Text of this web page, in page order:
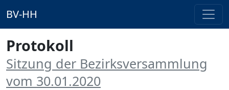
BV-HH
Protokoll
Sitzung der Bezirksversammlung
vom 30.01.2020